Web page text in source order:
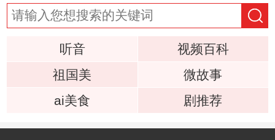
听音
视频百科
祖国美
微故事
ai美食
剧推荐